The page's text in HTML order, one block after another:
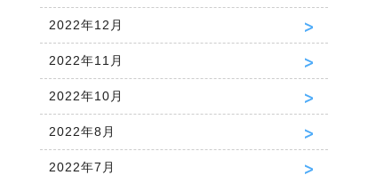
2022年12月
2022年11月
2022年10月
2022年8月
2022年7月